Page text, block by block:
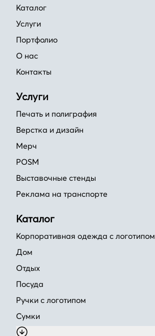
Каталог
Услуги
Портфолио
О нас
Контакты
Услуги
Печать и полиграфия
Верстка и дизайн
Мерч
POSM
Выставочные стенды
Реклама на транспорте
Каталог
Корпоративная одежда с логотипом
Дом
Отдых
Посуда
Ручки с логотипом
Сумки